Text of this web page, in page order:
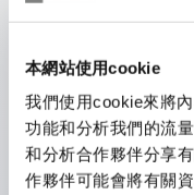
本網站使用cookie
我們使用cookie來將
功能和分析我們的流
和分析合作夥伴分享
作夥伴可能會將有關
保護等級為
另具備鑰匙選擇開
備有符合國際標準
型。解除鎖定方式有